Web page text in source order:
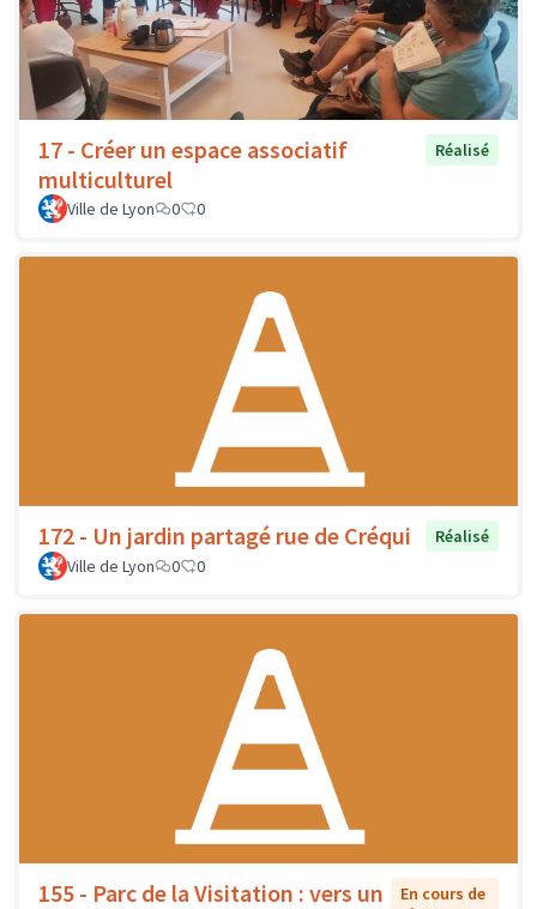
17 - Créer un espace associatif
multiculturel
Réalisé
Ville de Lyon 0 0
172 - Un jardin partagé rue de Créqui
Réalisé
Ville de Lyon
0 0
155 - Parc de la Visitation : vers un
En cours de